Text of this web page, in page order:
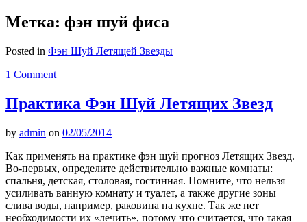
Метка: фэн шуй фиса
Posted in Фэн Шуй Летящей Звезды
1 Comment
Практика Фэн Шуй Летящих Звезд
by admin on 02/05/2014
Как применять на практике фэн шуй прогноз Летящих Звезд.
Во-первых, определите действительно важные комнаты:
спальня, детская, столовая, гостинная. Помните, что нельзя
усиливать ванную комнату и туалет, а также другие зоны
слива воды, например, раковина на кухне. Так же нет
необходимости их «лечить», потому что считается, что такая